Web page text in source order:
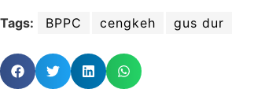
Tags: BPPC cengkeh gus dur